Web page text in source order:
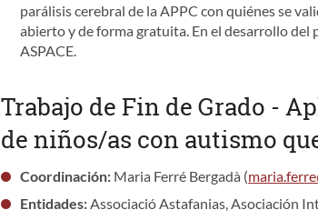
parálisis cerebral de la APPC con quiénes se
abierto y de forma gratuita. En el desarrollo
ASPACE.
Trabajo de Fin de Grado -
de niños/as con autismo
Coordinación: Maria Ferré Bergadà (
Entidades: Associació Astafanias, Asociación